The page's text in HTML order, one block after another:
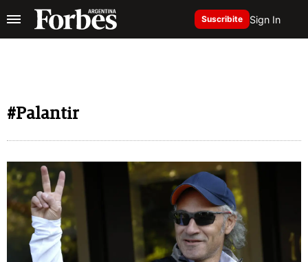
Suscribite Sign In
#Palantir